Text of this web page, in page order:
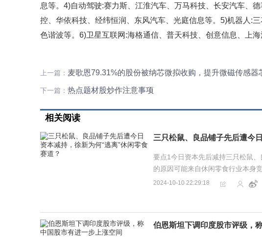
息等。4)自动驾驶:赛力斯、江淮汽车、万马科技、长安汽车、
控、华依科技、经纬恒润、东风汽车、光庭信息等。5)机器人:
色谐波等。6)卫星互联网:海格通信、普天科技、创意信息、上海
上一篇： 麦歌恩79.31%的股份被纳芯微拟收购，提升微磁传感器
下一篇： 热点题材股炒作注意事项
相关阅读
三只松鼠、良品铺子先后遭今
要点1今日资本先后减持三只松鼠
的原因可能来自休闲零食行业本身
场、主打极致性价比，传统零食品
2024-10-10 22:29:18
伯恩斯坦下调印度股市评级，